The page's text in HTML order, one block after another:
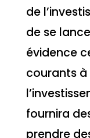
de
de se
évidence
courants à
fournira
prendre